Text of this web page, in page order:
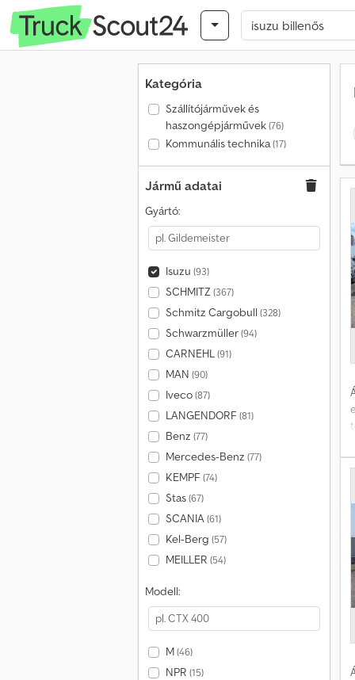
Kategória
Szállítójárművek és
haszongépjárművek(76)
Kommunális technika(17)
Jármű adatai
Gyártó:
Isuzu (93)
SCHMITZ(367)
Schmitz Cargobull (328)
Schwarzmüller(94)
CARNEHL(91)
MAN (90)
Iveco(87)
LANGENDORF (81)
Benz (77)
Mercedes-Benz (77)
KEMPF (74)
Stas(67)
SCANIA(61)
Kel-Berg (57)
MEILLER (54)
Modell:
M(46)
NPR (15)